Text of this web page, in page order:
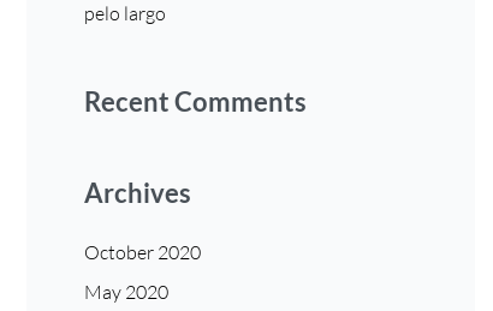
pelo largo
Recent Comments
Archives
October 2020
May 2020